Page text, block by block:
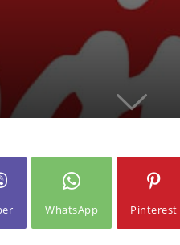
WhatsApp Pinterest